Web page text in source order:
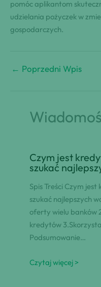
pomóc aplikantom
udzielania pożyczek w
gospodarczych.
← Poprzedni Wpis
Czym jest
szukać
Spis Treści Czym
szukać najlepszych
oferty wielu banków
kredytów
Podsumowanie…
Czytaj więcej >